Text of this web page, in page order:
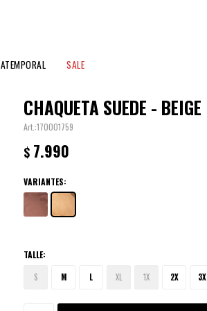
ATEMPORAL SALE
CHAQUETA SUEDE - BEIGE
170001759
$ 7.990
VARIANTES:
TALLE:
S M L XL 1X 2X 3X